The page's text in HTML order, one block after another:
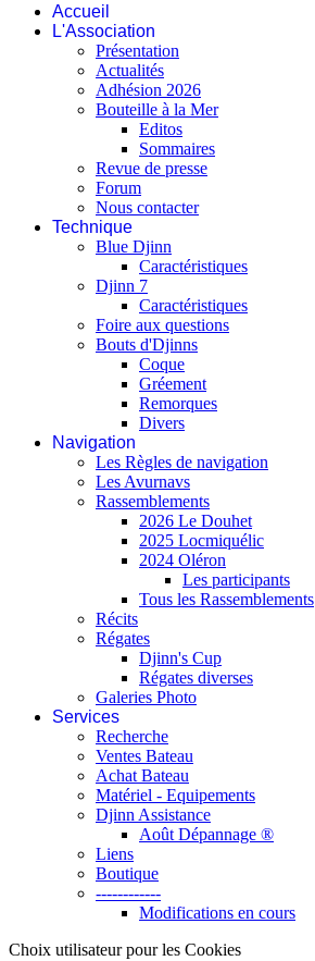
Accueil
L'Association
Présentation
Actualités
Adhésion 2026
Bouteille à la Mer
Editos
Sommaires
Revue de presse
Forum
Nous contacter
Technique
Blue Djinn
Caractéristiques
Djinn 7
Caractéristiques
Foire aux questions
Bouts d'Djinns
Coque
Gréement
Remorques
Divers
Navigation
Les Règles de navigation
Les Avurnavs
Rassemblements
2026 Le Douhet
2025 Locmiquélic
2024 Oléron
Les participants
Tous les Rassemblements
Récits
Régates
Djinn's Cup
Régates diverses
Galeries Photo
Services
Recherche
Ventes Bateau
Achat Bateau
Matériel - Equipements
Djinn Assistance
Août Dépannage ®
Liens
Boutique
------------
Modifications en cours
Choix utilisateur pour les Cookies